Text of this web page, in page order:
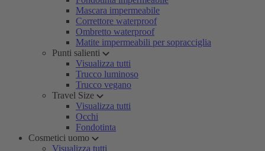
Mascara impermeabile
Correttore waterproof
Ombretto waterproof
Matite impermeabili per sopracciglia
Punti salienti
Visualizza tutti
Trucco luminoso
Trucco vegano
Travel Size
Visualizza tutti
Occhi
Fondotinta
Cosmetici uomo
Visualizza tutti